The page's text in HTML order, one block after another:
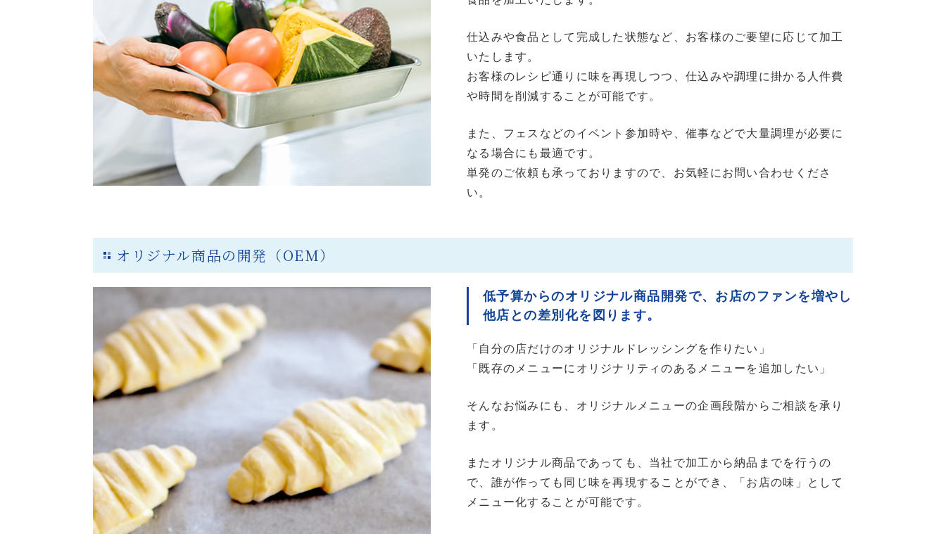
仕込みや食品として完成した状態など、お客様のご要望に応じて加工
いたします。
お客様のレシピ通りに味を再現しつつ、仕込みや調理に掛かる人件費
や時間を削減することが可能です。
また、フェスなどのイベント参加時や、催事などで大量調理が必要に
なる場合にも最適です。
単発のご依頼も承っておりますので、お気軽にお問い合わせくださ
い。
オリジナル商品の開発（OEM）
低予算からのオリジナル商品開発で、お店のファンを増やし
他店との差別化を図ります。
「自分の店だけのオリジナルドレッシングを作りたい」
「既存のメニューにオリジナリティのあるメニューを追加したい」
そんなお悩みにも、オリジナルメニューの企画段階からご相談を承り
ます。
またオリジナル商品であっても、当社で加工から納品までを行うの
で、誰が作っても同じ味を再現することができ、「お店の味」として
メニュー化することが可能です。